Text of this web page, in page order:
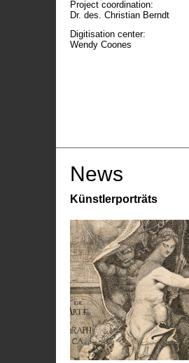
Project coordination:
Dr. des. Christian Berndt
Digitisation center:
Wendy Coones
News
Künstlerporträts